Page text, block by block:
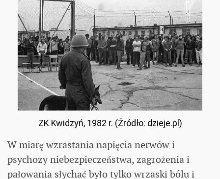
ZK Kwidzyń, 1982 r. (Źródło: dzieje.pl)
W miarę wzrastania napięcia nerwów i
psychozy niebezpieczeństwa, zagrożenia i
pałowania słychać było tylko wrzaski bólu i